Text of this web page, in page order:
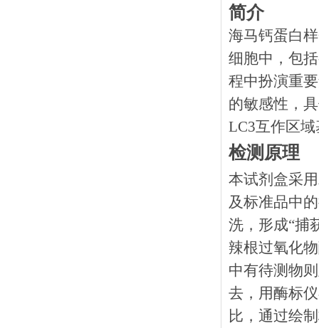
简介
海马钙蛋白
细胞中，包
程中扮演重
的敏感性，
LC3互作区
检测原理
本试剂盒采
及标准品中
洗，形成“捕
辣根过氧化
中有待测物
去，用酶标
比，通过绘